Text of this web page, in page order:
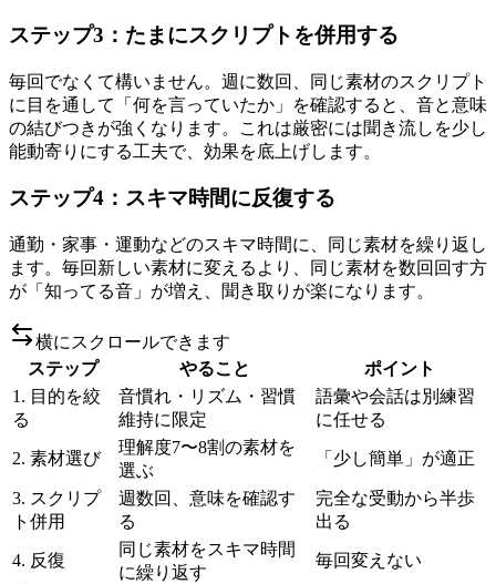
ステップ3：たまにスクリプトを併用する
毎回でなくて構いません。週に数回、同じ素材のスクリプト
に目を通して「何を言っていたか」を確認すると、音と意味
の結びつきが強くなります。これは厳密には聞き流しを少し
能動寄りにする工夫で、効果を底上げします。
ステップ4：スキマ時間に反復する
通勤・家事・運動などのスキマ時間に、同じ素材を繰り返し
ます。毎回新しい素材に変えるより、同じ素材を数回回す方
が「知ってる音」が増え、聞き取りが楽になります。
横にスクロールできます
ステップ
やること
ポイント
1. 目的を絞
る
音慣れ・リズム・習慣
維持に限定
語彙や会話は別練習
に任せる
2. 素材選び
理解度7〜8割の素材を
選ぶ
「少し簡単」が適正
3. スクリプ
ト併用
週数回、意味を確認す
る
完全な受動から半歩
出る
4. 反復
同じ素材をスキマ時間
に繰り返す
毎回変えない